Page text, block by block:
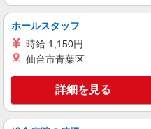
豊岡駅◎負
時給
キープ
ホールスタッフ
時給 1,150円
仙台市青葉区
詳細を見る